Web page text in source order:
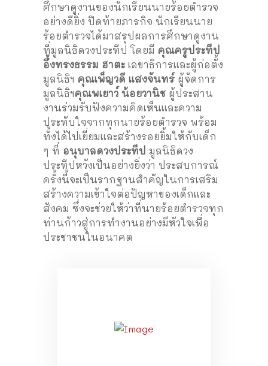
ศึกษาดูงานของนักเรียนนายร้อยตำรวจ
อย่างดียิ่ง ปิดท้ายภารกิจ นักเรียนนาย
ร้อยตำรวจได้มาสรุปผลการศึกษาดูงาน
ที่มูลนิธิดวงประทีป โดยมี คุณครูประทีป
อึ้งทรงธรรม ฮาตะ เลขาธิการและผู้ก่อตั้ง
มูลนิธิฯ คุณเพ็ญวดี แสงจันทร์ ผู้จัดการ
มูลนิธิฯคุณพเยาว์ น้อยวานิช ผู้ประสาน
งานร่วมรับฟังความคิดเห็นและความ
ประทับใจจากทุกนายร้อยตำรวจ พร้อม
ทั้งได้ไปเยี่ยมและสร้างรอยยิ้มให้กับเด็ก
ๆ ที่ อนุบาลดวงประทีป มูลนิธิดวง
ประทีปหวังเป็นอย่างยิ่งว่า ประสบการณ์
ครั้งนี้จะเป็นรากฐานสำคัญในการเสริม
สร้างความเข้าใจต่อปัญหาของเด็กและ
สังคม ซึ่งจะช่วยให้ว่าที่นายร้อยตำรวจทุก
ท่านก้าวสู่การทำงานอย่างมีหัวใจเพื่อ
ประชาชนในอนาคต